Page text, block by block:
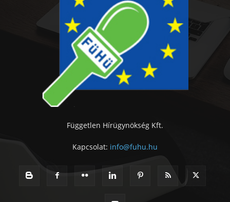
Független Hírügynökség Kft.
Kapcsolat: info@fuhu.hu